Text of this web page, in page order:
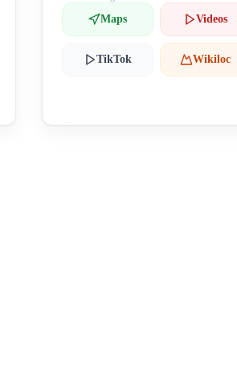
Maps Videos
TikTok Wikiloc